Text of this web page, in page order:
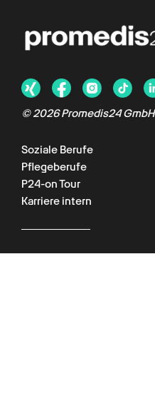
© 2026 Promedis24 GmbH
Soziale Berufe
Pflegeberufe
P24-on Tour
Karriere intern
Für Kunden
Chat verfügbar